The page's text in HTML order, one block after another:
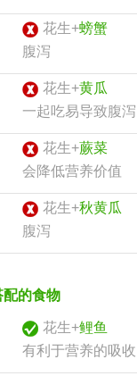
花生+螃蟹
腹泻
花生+黄瓜
一起吃易导致腹泻
花生+蕨菜
会降低营养价值
花生+秋黄瓜
腹泻
配的食物
花生+鲤鱼
有利于营养的吸收